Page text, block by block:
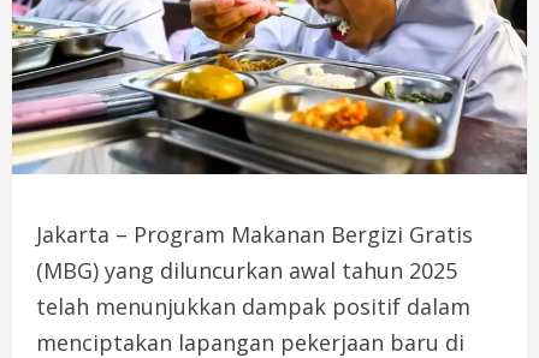
Jakarta – Program Makanan Bergizi Gratis
(MBG) yang diluncurkan awal tahun 2025
telah menunjukkan dampak positif dalam
menciptakan lapangan pekerjaan baru di